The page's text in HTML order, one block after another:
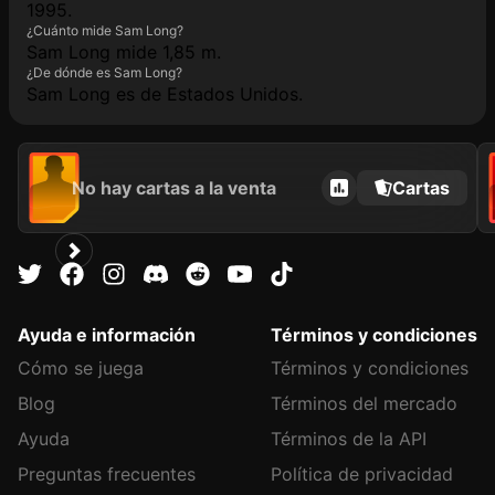
1995.
¿Cuánto mide Sam Long?
Sam Long mide 1,85 m.
¿De dónde es Sam Long?
Sam Long es de Estados Unidos.
No hay cartas a la venta Cartas
Ayuda e información
Cómo se juega
Blog
Ayuda
Preguntas frecuentes
Términos y condiciones
Términos y condiciones
Términos del mercado
Términos de la API
Política de privacidad